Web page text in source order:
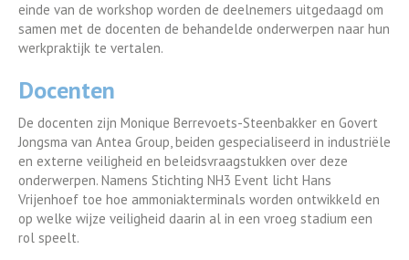
einde van de workshop worden de deelnemers uitgedaagd om
samen met de docenten de behandelde onderwerpen naar hun
werkpraktijk te vertalen.
Docenten
De docenten zijn Monique Berrevoets-Steenbakker en Govert
Jongsma van Antea Group, beiden gespecialiseerd in industriële
en externe veiligheid en beleidsvraagstukken over deze
onderwerpen. Namens Stichting NH3 Event licht Hans
Vrijenhoef toe hoe ammoniakterminals worden ontwikkeld en
op welke wijze veiligheid daarin al in een vroeg stadium een
rol speelt.